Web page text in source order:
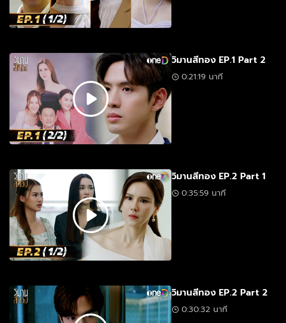
วิมานสีทอง EP.1 Part 2
0:21:19 นาที
วิมานสีทอง EP.2 Part 1
0:35:59 นาที
วิมานสีทอง EP.2 Part 2
0:30:32 นาที